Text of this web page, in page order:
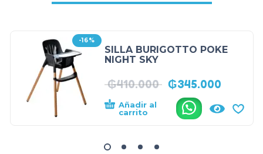
-16%
SILLA BURIGOTTO POKE
NIGHT SKY
₲410.000 ₲345.000
Añadir al
carrito
.